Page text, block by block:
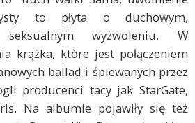
to płyta o duchowym,
wyzwoleniu. W
krążka, które jest połączeniem
ballad i śpiewanych przez
producenci tacy jak StarGate,
Na albumie pojawiły się też